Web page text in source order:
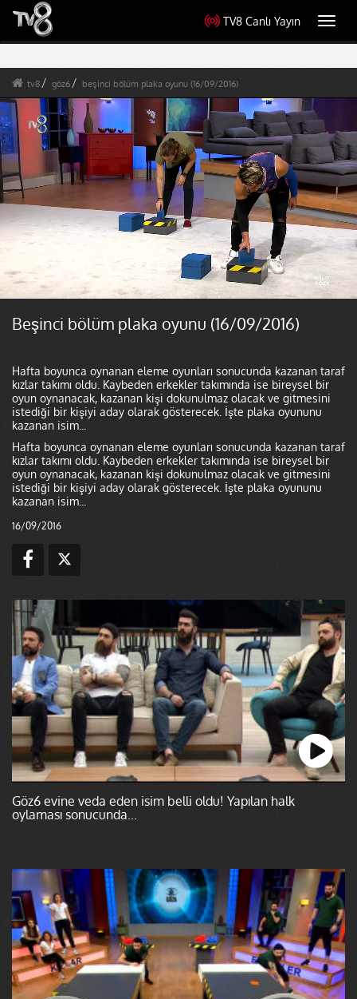
TV8 Canlı Yayın
tv8 göz6 beşinci bölüm plaka oyunu (16/09/2016)
Beşinci bölüm plaka oyunu (16/09/2016)
Hafta boyunca oynanan eleme oyunları sonucunda kazanan taraf
kızlar takımı oldu. Kaybeden erkekler takımında ise bireysel bir
oyun oynanacak, kazanan kişi dokunulmaz olacak ve gitmesini
istediği bir kişiyi aday olarak gösterecek. İşte plaka oyununu
kazanan isim...
Hafta boyunca oynanan eleme oyunları sonucunda kazanan taraf
kızlar takımı oldu. Kaybeden erkekler takımında ise bireysel bir
oyun oynanacak, kazanan kişi dokunulmaz olacak ve gitmesini
istediği bir kişiyi aday olarak gösterecek. İşte plaka oyununu
kazanan isim...
16/09/2016
Göz6 evine veda eden isim belli oldu! Yapılan halk
oylaması sonucunda...